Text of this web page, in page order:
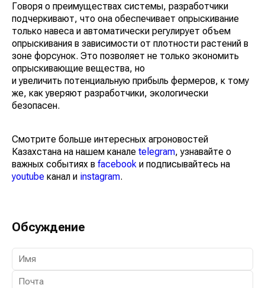
Говоря о преимуществах системы, разработчики
подчеркивают, что она обеспечивает опрыскивание
только навеса и автоматически регулирует объем
опрыскивания в зависимости от плотности растений в
зоне форсунок. Это позволяет не только экономить
опрыскивающие вещества, но
и увеличить потенциальную прибыль фермеров, к тому
же, как уверяют разработчики, экологически
безопасен.
Смотрите больше интересных агроновостей
Казахстана на нашем канале telegram, узнавайте о
важных событиях в facebook и подписывайтесь на
youtube канал и instagram.
Обсуждение